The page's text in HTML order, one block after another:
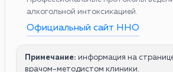
алкогольной интоксикацией.
Официальный сайт ННО
Примечание: информация на
врачом-методистом клиники.